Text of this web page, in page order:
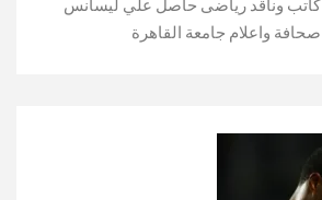
كاتب وناقد رياضى حاصل علي ليسانس
صحافة واعلام جامعة القاهرة